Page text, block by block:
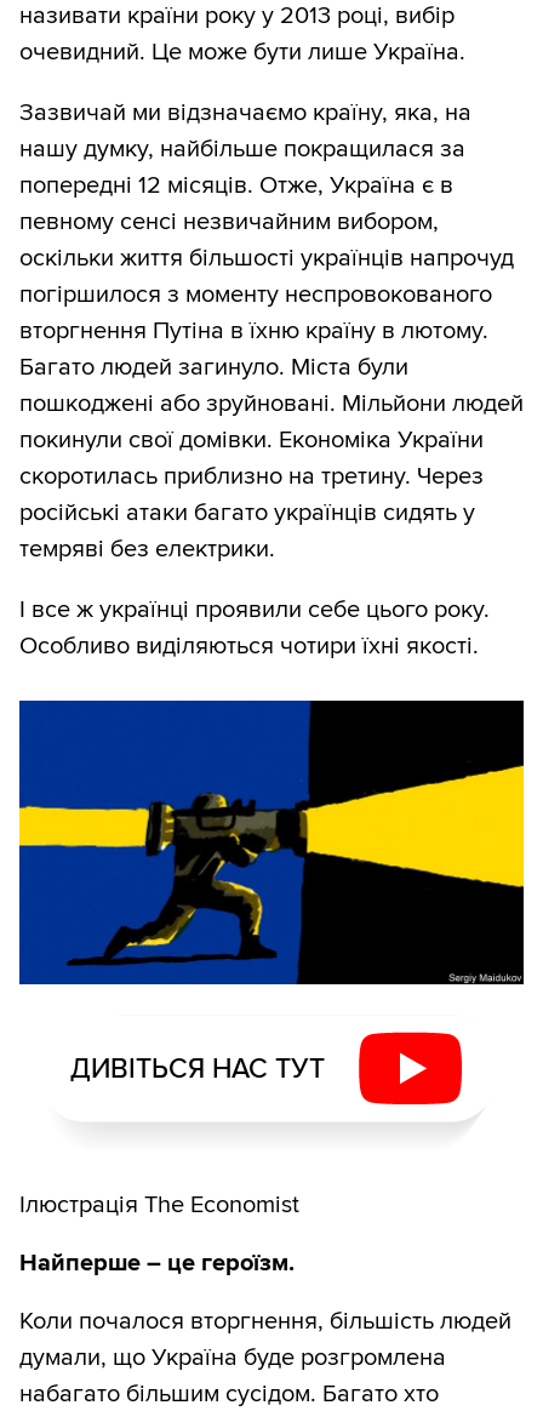
називати країни року у 2013 році, вибір
очевидний. Це може бути лише Україна.
Зазвичай ми відзначаємо країну, яка, на
нашу думку, найбільше покращилася за
попередні 12 місяців. Отже, Україна є в
певному сенсі незвичайним вибором,
оскільки життя більшості українців напрочуд
погіршилося з моменту неспровокованого
вторгнення Путіна в їхню країну в лютому.
Багато людей загинуло. Міста були
пошкоджені або зруйновані. Мільйони людей
покинули свої домівки. Економіка України
скоротилась приблизно на третину. Через
російські атаки багато українців сидять у
темряві без електрики.
І все ж українці проявили себе цього року.
Особливо виділяються чотири їхні якості.
ДИВІТЬСЯ НАС ТУТ
Ілюстрація The Economist
Найперше – це героїзм.
Коли почалося вторгнення, більшість людей
думали, що Україна буде розгромлена
набагато більшим сусідом. Багато хто